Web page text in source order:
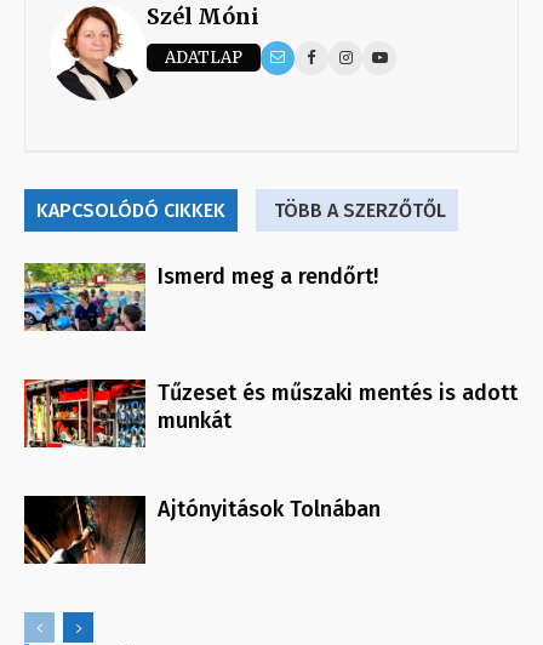
Szél Móni
ADATLAP
KAPCSOLÓDÓ CIKKEK TÖBB A SZERZŐTŐL
Ismerd meg a rendőrt!
Tűzeset és műszaki mentés is adott
munkát
Ajtónyitások Tolnában